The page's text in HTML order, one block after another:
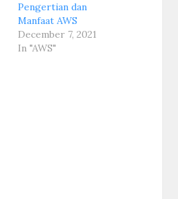
Pengertian dan
Manfaat AWS
December 7, 2021
In "AWS"